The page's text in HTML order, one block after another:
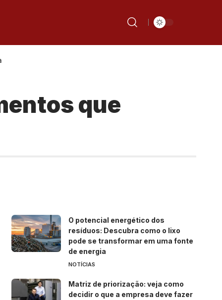
que
O potencial energético dos
resíduos: Descubra como o lixo
pode se transformar em uma fonte
de energia
NOTÍCIAS
Matriz de priorização: veja como
decidir o que a empresa deve fazer